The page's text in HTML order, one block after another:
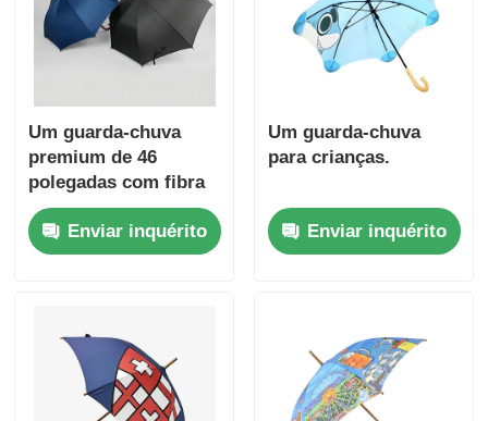
Um guarda-chuva
premium de 46
polegadas com fibra
de vidro e proteção
UV30 +Enviar inquérito
Um guarda-chuva
para crianças.
Enviar inquérito